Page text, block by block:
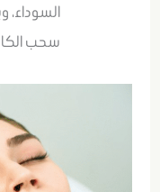
السوداء،
سحب